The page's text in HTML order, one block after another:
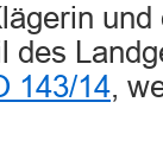
des
143/14,